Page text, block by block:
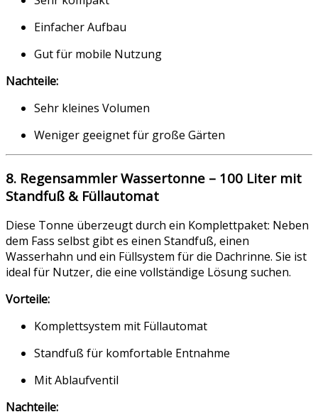
Einfacher Aufbau
Gut für mobile Nutzung
Nachteile:
Sehr kleines Volumen
Weniger geeignet für große Gärten
8. Regensammler Wassertonne – 100 Liter mit
Standfuß & Füllautomat
Diese Tonne überzeugt durch ein Komplettpaket: Neben
dem Fass selbst gibt es einen Standfuß, einen
Wasserhahn und ein Füllsystem für die Dachrinne. Sie ist
ideal für Nutzer, die eine vollständige Lösung suchen.
Vorteile:
Komplettsystem mit Füllautomat
Standfuß für komfortable Entnahme
Mit Ablaufventil
Nachteile: